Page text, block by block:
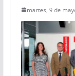
martes, 9 de